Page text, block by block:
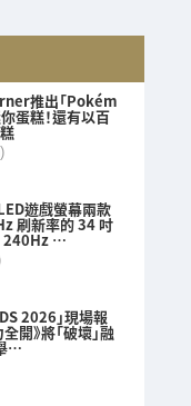
推出「Pokém
蛋糕！還有以百
遊戲螢幕兩款
刷新率的 34 吋
240Hz …
2026」現場報
開》將「破壞」融
…